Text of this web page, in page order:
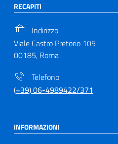
RECAPITI
Indirizzo
Viale Castro Pretorio 105
00185, Roma
Telefono
(+39) 06-4989422/371
INFORMAZIONI